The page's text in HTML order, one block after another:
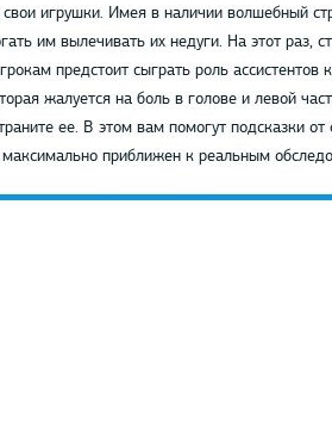
игрушки. Имея в наличии волшебный
им вылечивать их недуги. На этот раз,
предстоит сыграть роль ассистентов
жалуется на боль в голове и левой
ее. В этом вам помогут подсказки
приближен к реальным